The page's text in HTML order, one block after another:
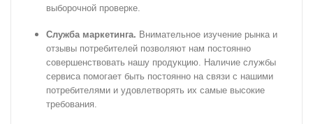
выборочной проверке.
Служба маркетинга. Внимательное изучение рынка и
отзывы потребителей позволяют нам постоянно
совершенствовать нашу продукцию. Наличие службы
сервиса помогает быть постоянно на связи с нашими
потребителями и удовлетворять их самые высокие
требования.